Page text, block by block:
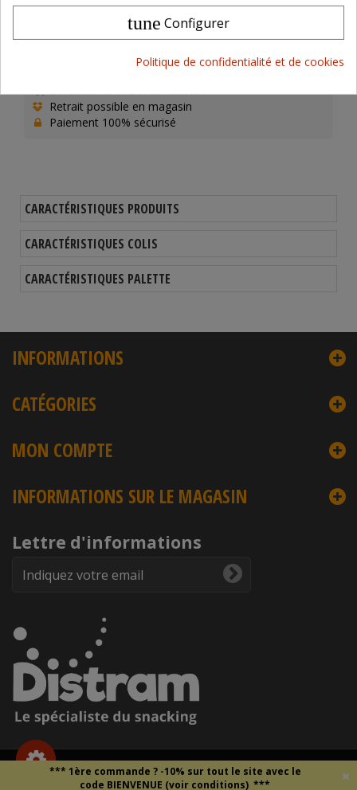
*** 1ère commande ? -10% sur tout le site avec le
code BIENVENUE (voir conditions) ***
Le produit n'est pas disponible actuellement, merci de
Livraison 48 / 72 H en France
Retrait possible en magasin
Paiement 100% sécurisé
CARACTÉRISTIQUES PRODUITS
CARACTÉRISTIQUES COLIS
CARACTÉRISTIQUES PALETTE
INFORMATIONS
CATÉGORIES
MON COMPTE
INFORMATIONS SUR LE MAGASIN
Lettre d'informations
Copyright © 2026DISTRAM- Droits et reproduction interdite -
Mentions légales-Données personnelles-CGV
tune Configurer
Politique de confidentialité et de cookies